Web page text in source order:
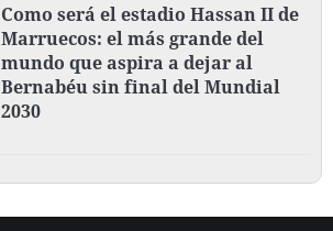
Como será el estadio Hassan II de
Marruecos: el más grande del
mundo que aspira a dejar al
Bernabéu sin final del Mundial
2030